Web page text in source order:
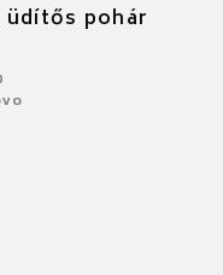
üdítős pohár